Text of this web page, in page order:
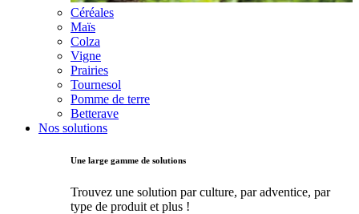
Céréales
Maïs
Colza
Vigne
Prairies
Tournesol
Pomme de terre
Betterave
Nos solutions
Une large gamme de solutions
Trouvez une solution par culture, par adventice, par
type de produit et plus !